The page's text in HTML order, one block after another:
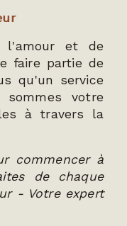
l'amour et de
faire partie de
qu'un service
votre
à travers la
commencer à
de chaque
- Votre expert